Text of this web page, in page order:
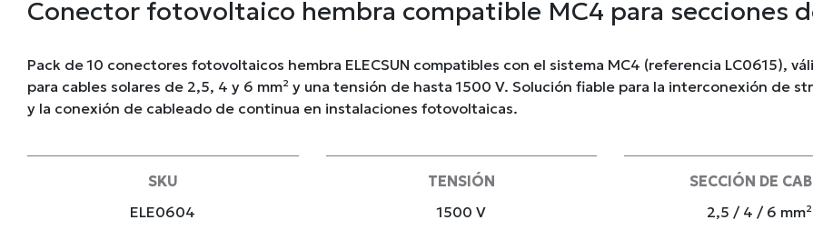
Conector fotovoltaico hembra compatible MC4 para secciones
Pack de 10 conectores fotovoltaicos hembra ELECSUN compatibles con el sistema MC4 (referencia LC0615),
para cables solares de 2,5, 4 y 6 mm² y una tensión de hasta 1500 V. Solución fiable para la interconexión de
y la conexión de cableado de continua en instalaciones fotovoltaicas.
SKU
ELE0604
TENSIÓN
1500 V
SECCIÓN DE
2,5 / 4 / 6 mm²